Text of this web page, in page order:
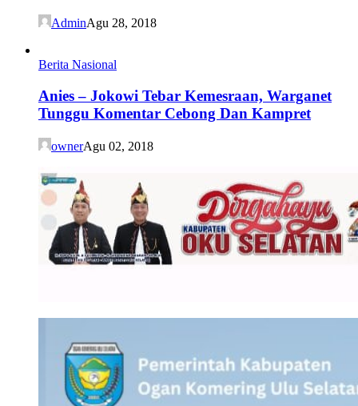
AdminAgu 28, 2018
Berita Nasional
Anies – Jokowi Tebar Kemesraan, Warganet
Tunggu Komentar Cebong Dan Kampret
ownerAgu 02, 2018